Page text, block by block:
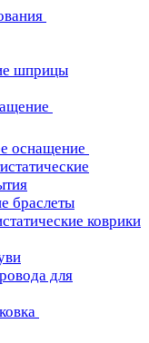
шприцы
оснащение
браслеты
коврики
для